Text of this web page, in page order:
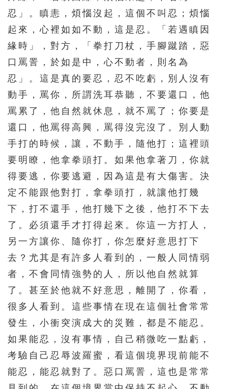
292 293 294 295
296 297 298 300
301 302 303 304 305
306 307 308 309
316 317 318 319 320
321 322 323 324 325
326 327 328 329 330
331 332 333 334 335
336 337 338 339 340
346 347 348 349 350
351 352 353 354 355
356 357 358 359 360
361 362 363 364 365
372 373 374 375
376 377 378 379 380
381 382 383 384 385
386 387 388 389 390
忍」。瞋恚，煩惱沒起，這個不叫忍；煩惱
起來，心裡如如不動，這是忍。「若遇瞋因
緣時」，對方，「拳打刀杖，手腳蹴踏，惡
口罵詈，於如是中，心不動者，則名為
忍」。這是真的要忍，忍不吃虧，別人沒有
動手，罵你，所謂洗耳恭聽，不要還口，他
罵累了，他自然就休息，就不罵了；你要是
還口，他罵得高興，罵得沒完沒了。別人動
手打的時候，讓，不動手，隨他打；這裡頭
要明瞭，他拿拳頭打。如果他拿著刀，你就
得要逃，你要逃避，因為這是有大傷害。決
定不能跟他對打，拿拳頭打，就讓他打幾
下，打不還手，他打幾下之後，他打不下去
了。必須還手才打得起來。你這一方打人，
另一方讓你、隨你打，你怎麼好意思打下
去？尤其是有許多人看到的，一般人同情弱
者，不會同情強勢的人，所以他自然就算
了。甚至於他就不好意思，離開了，你看，
很多人看到。這些事情在現在這個社會常常
發生，小衝突演成大的災難，都是不能忍。
如果能忍，沒有事情，自己稍微吃一點虧，
考驗自己忍辱波羅蜜，看這個境界現前能不
能忍，能忍就對了。惡口罵詈，這也是常常